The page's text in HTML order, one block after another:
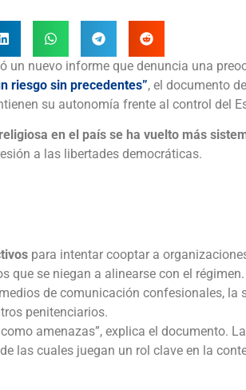
un nuevo informe que denuncia una
riesgo sin precedentes”, el documento
su autonomía frente al control del
en el país se ha vuelto más
a las libertades democráticas.
para intentar cooptar a
que se niegan a alinearse con el régimen.
de comunicación confesionales,
penitenciarios.
amenazas”, explica el documento.
las cuales juegan un rol clave en la